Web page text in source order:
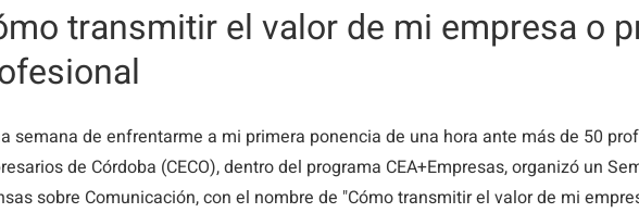
transmitir el valor de mi empresa o
semana de enfrentarme a mi primera ponencia de una hora ante más de 50
de Córdoba (CECO), dentro del programa CEA+Empresas, organizó un
sobre Comunicación, con el nombre de "Cómo transmitir el valor de mi